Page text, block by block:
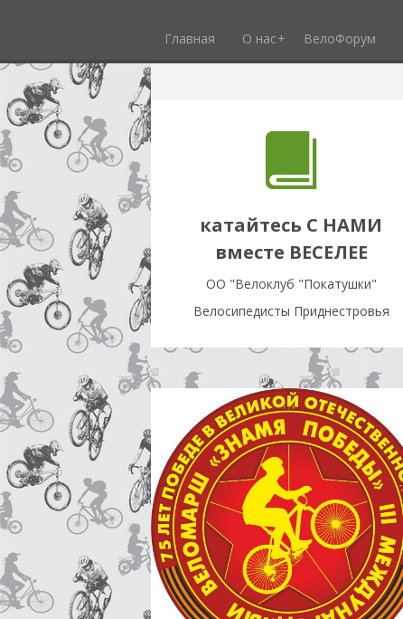
Главная О нас ВелоФорум
катайтесь С НАМИ
вместе ВЕСЕЛЕЕ
OO "Велоклуб "Покатушки"
Велосипедисты Приднестровья